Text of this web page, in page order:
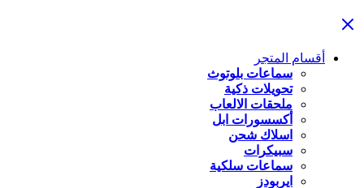
أقسام المتجر
سماعات بلوتوث
تحويلات ذكية
ملحقات الالعاب
أكسسورات ابل
اسلاك شحن
سبيكرات
سماعات سلكية
ايربودز